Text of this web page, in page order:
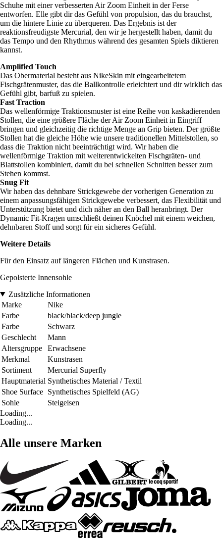
Schuhe mit einer verbesserten Air Zoom Einheit in der Ferse
entworfen. Elle gibt dir das Gefühl von propulsion, das du brauchst,
um die hintere Linie zu überqueren. Das Ergebnis ist der
reaktionsfreudigste Mercurial, den wir je hergestellt haben, damit du
das Tempo und den Rhythmus während des gesamten Spiels diktieren
kannst.
Amplified Touch
Das Obermaterial besteht aus NikeSkin mit eingearbeitetem
Fischgrätenmuster, das die Ballkontrolle erleichtert und dir wirklich das
Gefühl gibt, barfuß zu spielen.
Fast Traction
Das wellenförmige Traktionsmuster ist eine Reihe von kaskadierenden
Stollen, die eine größere Fläche der Air Zoom Einheit in Eingriff
bringen und gleichzeitig die richtige Menge an Grip bieten. Der größte
Stollen hat die gleiche Höhe wie unsere traditionellen Mittelstollen, so
dass die Traktion nicht beeinträchtigt wird. Wir haben die
wellenförmige Traktion mit weiterentwickelten Fischgräten- und
Blattstollen kombiniert, damit du bei schnellen Schnitten besser zum
Stehen kommst.
Snug Fit
Wir haben das dehnbare Strickgewebe der vorherigen Generation zu
einem anpassungsfähigen Strickgewebe verbessert, das Flexibilität und
Unterstützung bietet und dich näher an den Ball heranbringt. Der
Dynamic Fit-Kragen umschließt deinen Knöchel mit einem weichen,
dehnbaren Stoff und sorgt für ein sicheres Gefühl.
Weitere Details
Für den Einsatz auf längeren Flächen und Kunstrasen.
Gepolsterte Innensohle
Zusätzliche Informationen
Marke
Nike
Farbe
black/black/deep jungle
Farbe
Schwarz
Geschlecht
Mann
Altersgruppe
Erwachsene
Merkmal
Kunstrasen
Sortiment
Mercurial Superfly
Hauptmaterial Synthetisches Material / Textil
Shoe Surface Synthetisches Spielfeld (AG)
Sohle
Steigeisen
Loading...
Loading...
Alle unsere Marken